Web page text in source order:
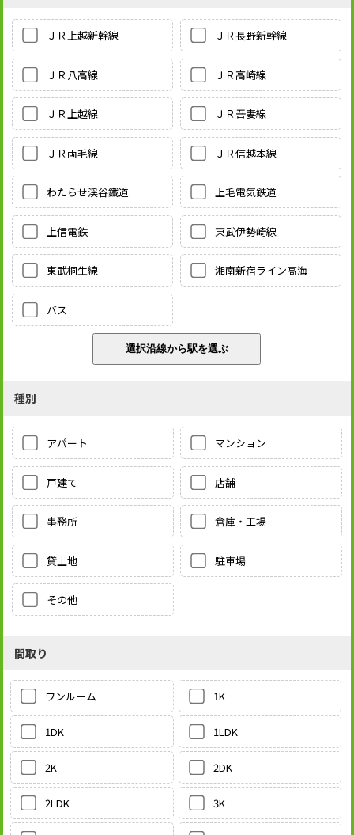
ＪＲ上越新幹線 ＪＲ長野新幹線
ＪＲ八高線 ＪＲ高崎線
ＪＲ上越線 ＪＲ吾妻線
ＪＲ両毛線 ＪＲ信越本線
わたらせ渓谷鐵道 上毛電気鉄道
上信電鉄 東武伊勢崎線
東武桐生線 湘南新宿ライン高海
バス
種別
アパート マンション
戸建て 店舗
事務所 倉庫・工場
貸土地 駐車場
その他
間取り
ワンルーム 1K
1DK 1LDK
2K 2DK
2LDK 3K